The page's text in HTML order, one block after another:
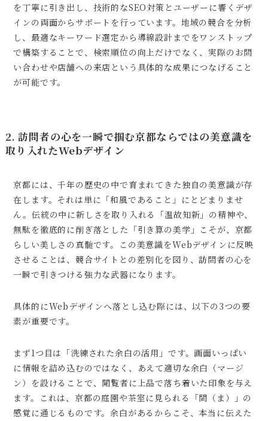
を丁寧に引き出し、技術的なSEO対策とユーザーに響くデザ
インの両面からサポートを行っています。地域の競合を分析
し、最適なキーワード選定から導線設計までをワンストップ
で構築することで、検索順位の向上だけでなく、実際のお問
い合わせや店舗への来店という具体的な成果につなげること
が可能です。
2. 訪問者の心を一瞬で掴む京都ならではの美意識を
取り入れたWebデザイン
京都には、千年の歴史の中で育まれてきた独自の美意識が存
在します。それは単に「和風であること」にとどまりませ
ん。伝統の中に新しさを取り入れる「温故知新」の精神や、
無駄を徹底的に削ぎ落とした「引き算の美学」こそが、京都
らしい美しさの真髄です。この美意識をWebデザインに反映
させることは、競合サイトとの差別化を図り、訪問者の心を
一瞬で引きつける強力な武器になります。
具体的にWebデザインへ落とし込む際には、以下の3つの要
素が重要です。
まず1つ目は「洗練された余白の活用」です。画面いっぱい
に情報を詰め込むのではなく、あえて適切な余白（マージ
ン）を設けることで、閲覧者に上品で落ち着いた印象を与え
ます。これは、京都の庭園や茶室に見られる「間（ま）」の
感覚に通じるものです。余白があるからこそ、本当に伝えた